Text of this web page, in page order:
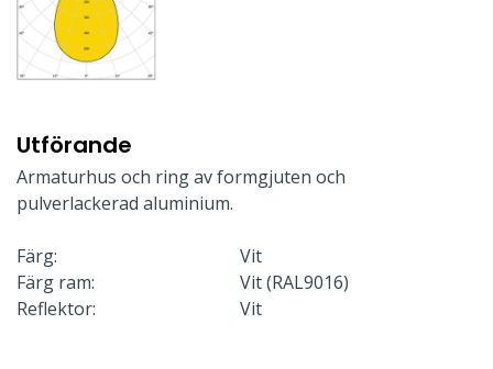
Utförande
Armaturhus och ring av formgjuten och
pulverlackerad aluminium.
Färg:
Vit
Färg ram:
Vit (RAL9016)
Reflektor:
Vit